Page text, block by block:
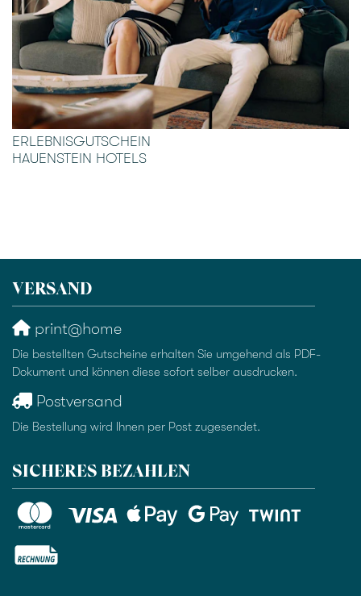
ERLEBNISGUTSCHEIN
HAUENSTEIN HOTELS
VERSAND
print@home
Die bestellten Gutscheine erhalten Sie umgehend als PDF-
Dokument und können diese sofort selber ausdrucken.
Postversand
Die Bestellung wird Ihnen per Post zugesendet.
SICHERES BEZAHLEN